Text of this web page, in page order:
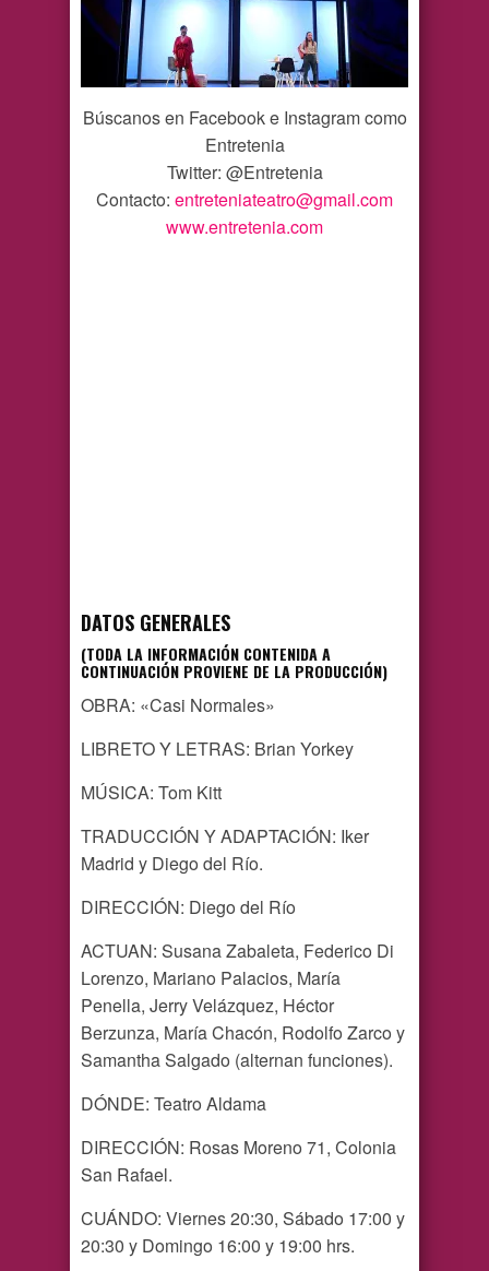
Búscanos en Facebook e Instagram como
Entretenia
Twitter: @Entretenia
Contacto: entreteniateatro@gmail.com
www.entretenia.com
DATOS GENERALES
(TODA LA INFORMACIÓN CONTENIDA A
CONTINUACIÓN PROVIENE DE LA PRODUCCIÓN)
OBRA: «Casi Normales»
LIBRETO Y LETRAS: Brian Yorkey
MÚSICA: Tom Kitt
TRADUCCIÓN Y ADAPTACIÓN: Iker
Madrid y Diego del Río.
DIRECCIÓN: Diego del Río
ACTUAN: Susana Zabaleta, Federico Di
Lorenzo, Mariano Palacios, María
Penella, Jerry Velázquez, Héctor
Berzunza, María Chacón, Rodolfo Zarco y
Samantha Salgado (alternan funciones).
DÓNDE: Teatro Aldama
DIRECCIÓN: Rosas Moreno 71, Colonia
San Rafael.
CUÁNDO: Viernes 20:30, Sábado 17:00 y
20:30 y Domingo 16:00 y 19:00 hrs.